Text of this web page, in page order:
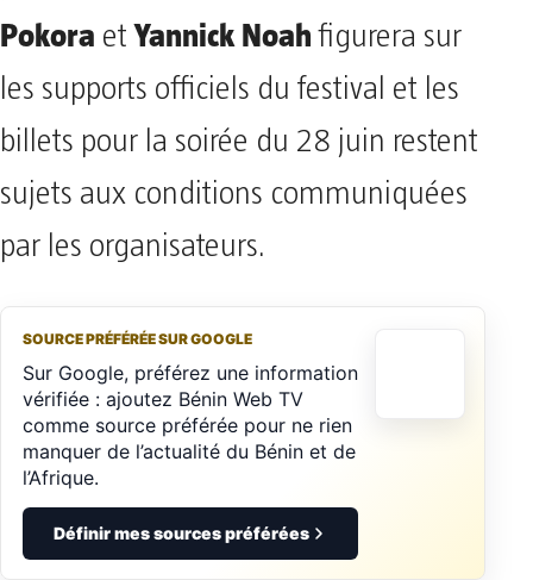
Pokora etYannick Noah figurera sur
les supports officiels du festival et les
billets pour la soirée du 28 juin restent
sujets aux conditions communiquées
par les organisateurs.
SOURCE PRÉFÉRÉE SUR GOOGLE
Sur Google, préférez une information
vérifiée : ajoutez Bénin Web TV
comme source préférée pour ne rien
manquer de l’actualité du Bénin et de
l’Afrique.
Définir mes sources préférées